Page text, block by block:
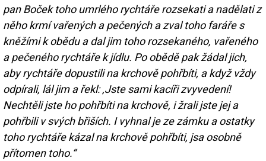
pan Boček toho umrlého rychtáře rozsekati a nadělati z
něho krmí vařených a pečených a zval toho faráře s
kněžími k obědu a dal jim toho rozsekaného, vařeného
a pečeného rychtáře k jídlu. Po obědě pak žádal jich,
aby rychtáře dopustili na krchově pohřbíti, a když vždy
odpírali, lál jim a řekl: ‚Jste sami kacíři zvyvedení!
Nechtěli jste ho pohřbíti na krchově, i žrali jste jej a
pohřbili v svých břiších. I vyhnal je ze zámku a ostatky
toho rychtáře kázal na krchově pohřbíti, jsa osobně
přítomen toho.“